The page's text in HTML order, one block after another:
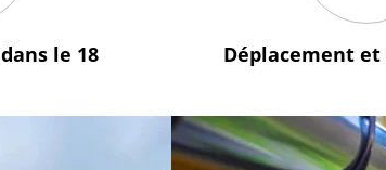
dans le 18 Déplacement et